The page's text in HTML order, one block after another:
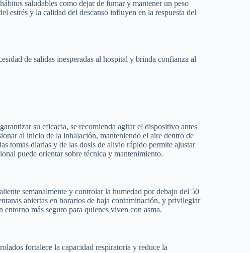
saludables como dejar de fumar y mantener un peso
estrés y la calidad del descanso influyen en la respuesta del
de salidas inesperadas al hospital y brinda confianza al
su eficacia, se recomienda agitar el dispositivo antes
al inicio de la inhalación, manteniendo el aire dentro de
tomas diarias y de las dosis de alivio rápido permite ajustar
puede orientar sobre técnica y mantenimiento.
semanalmente y controlar la humedad por debajo del 50
abiertas en horarios de baja contaminación, y privilegiar
más seguro para quienes viven con asma.
fortalece la capacidad respiratoria y reduce la